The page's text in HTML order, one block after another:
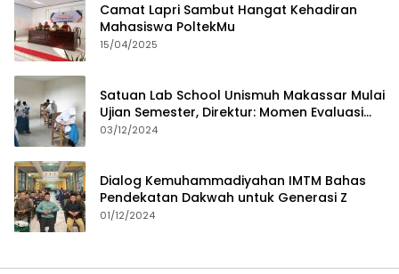
Camat Lapri Sambut Hangat Kehadiran
Mahasiswa PoltekMu
15/04/2025
Satuan Lab School Unismuh Makassar Mulai
Ujian Semester, Direktur: Momen Evaluasi
Proses Pembelajaran
03/12/2024
Dialog Kemuhammadiyahan IMTM Bahas
Pendekatan Dakwah untuk Generasi Z
01/12/2024